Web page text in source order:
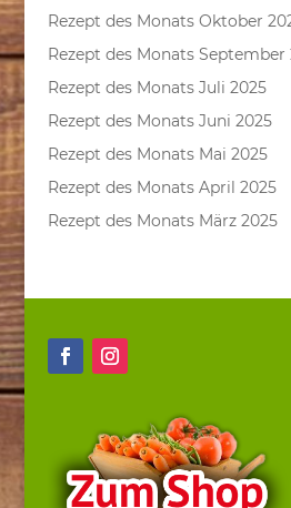
Rezept des Monats Oktober
Rezept des Monats September
Rezept des Monats Juli 2025
Rezept des Monats Juni 2025
Rezept des Monats Mai 2025
Rezept des Monats April 2025
Rezept des Monats März 2025